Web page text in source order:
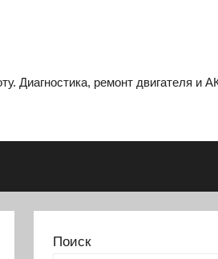
Диагностика, ремонт двигателя и
Поиск